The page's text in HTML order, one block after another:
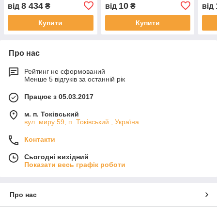
від 8 434 ₴
Купити
від 10₴
Купити
від
Про нас
Рейтинг не сформований
Менше 5 відгуків за останній рік
Працює з 05.03.2017
м. п. Токівський
вул. миру 59, п. Токівський , Україна
Контакти
Сьогодні вихідний
Показати весь графік роботи
Про нас